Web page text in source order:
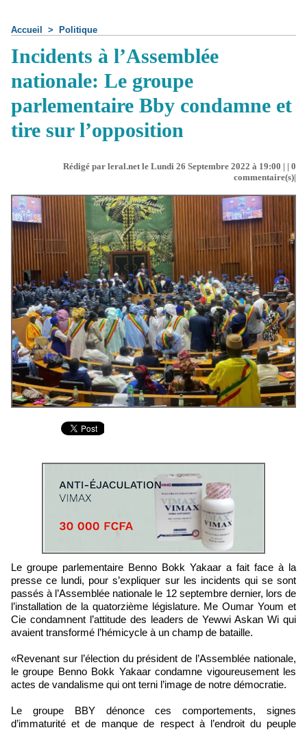
Accueil > Politique
Incidents à l’Assemblée
nationale: Le groupe
parlementaire Bby condamne et
tire sur l’opposition
Rédigé par leral.net le Lundi 26 Septembre 2022 à 19:00 | | 0
commentaire(s)|
Le groupe parlementaire Benno Bokk Yakaar a fait face à la
presse ce lundi, pour s’expliquer sur les incidents qui se sont
passés à l’Assemblée nationale le 12 septembre dernier, lors de
l’installation de la quatorzième législature. Me Oumar Youm et
Cie condamnent l’attitude des leaders de Yewwi Askan Wi qui
avaient transformé l’hémicycle à un champ de bataille.
«Revenant sur l’élection du président de l’Assemblée nationale,
le groupe Benno Bokk Yakaar condamne vigoureusement les
actes de vandalisme qui ont terni l’image de notre démocratie.
Le groupe BBY dénonce ces comportements, signes
d’immaturité et de manque de respect à l’endroit du peuple